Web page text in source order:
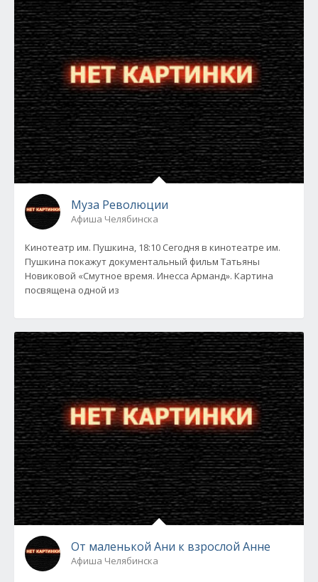
Муза Революции
Афиша Челябинска
Кинотеатр им. Пушкина, 18:10 Сегодня в кинотеатре им.
Пушкина покажут документальный фильм Татьяны
Новиковой «Смутное время. Инесса Арманд». Картина
посвящена одной из
От маленькой Ани к взрослой Анне
Афиша Челябинска